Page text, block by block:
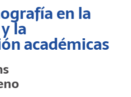
en la
la
académicas